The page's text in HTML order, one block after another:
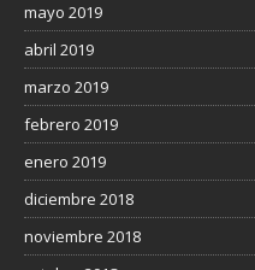
mayo 2019
abril 2019
marzo 2019
febrero 2019
enero 2019
diciembre 2018
noviembre 2018